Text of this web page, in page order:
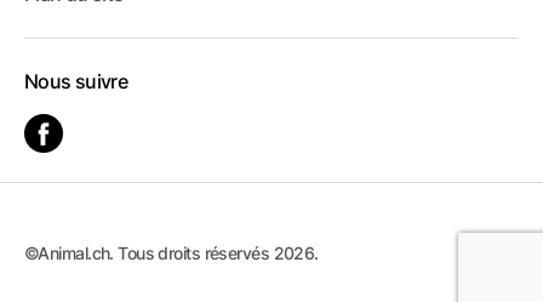
Nous suivre
©Animal.ch. Tous droits réservés 2026.